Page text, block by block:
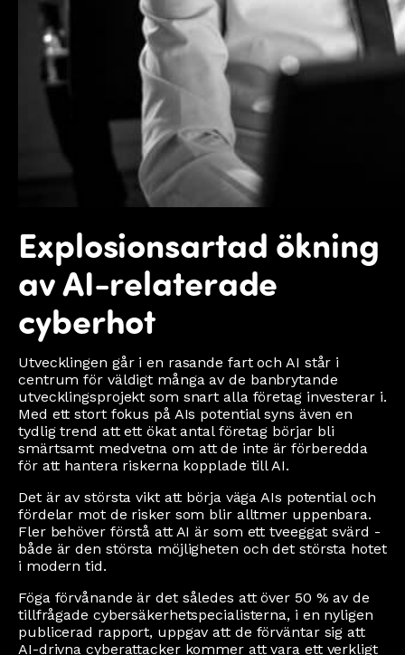
Explosionsartad ökning
av AI-relaterade
cyberhot
Utvecklingen går i en rasande fart och AI står i
centrum för väldigt många av de banbrytande
utvecklingsprojekt som snart alla företag investerar i.
Med ett stort fokus på AIs potential syns även en
tydlig trend att ett ökat antal företag börjar bli
smärtsamt medvetna om att de inte är förberedda
för att hantera riskerna kopplade till AI.
Det är av största vikt att börja väga AIs potential och
fördelar mot de risker som blir alltmer uppenbara.
Fler behöver förstå att AI är som ett tveeggat svärd -
både är den största möjligheten och det största hotet
i modern tid.
Föga förvånande är det således att över 50 % av de
tillfrågade cybersäkerhetspecialisterna, i en nyligen
publicerad rapport, uppgav att de förväntar sig att
AI-drivna cyberattacker kommer att vara ett verkligt